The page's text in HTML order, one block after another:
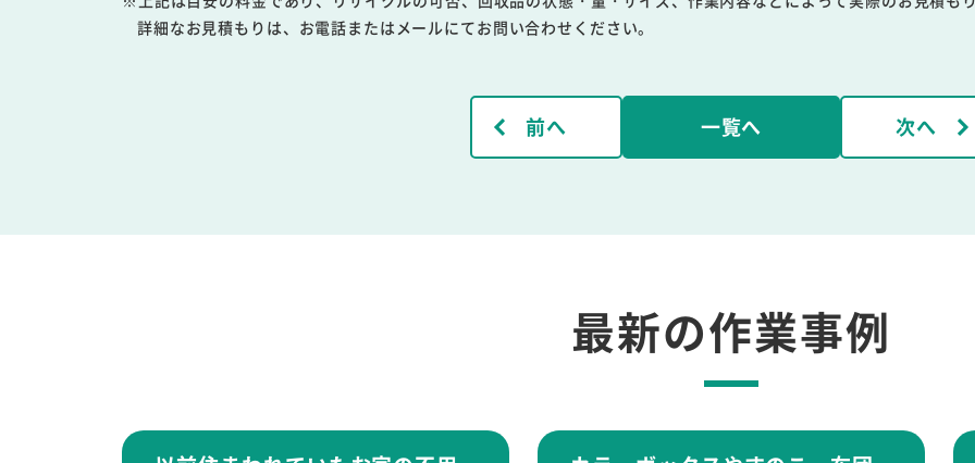
詳細なお見積もりは、お電話またはメールにてお問い合わせください。
前へ 一覧へ 次へ
最新の作業事例